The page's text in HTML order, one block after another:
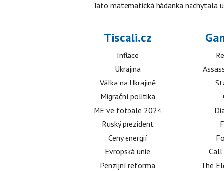
Tato matematická hádanka nachytala
Tiscali.cz
Inflace
Ukrajina
Válka na Ukrajině
Migrační politika
ME ve fotbale 2024
Ruský prezident
Ceny energií
Evropská unie
Penzijní reforma
The